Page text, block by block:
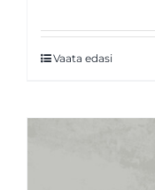
Vaata edasi